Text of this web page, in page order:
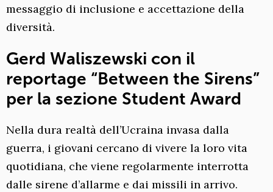
messaggio di inclusione e accettazione della
diversità.
Gerd Waliszewski con il
reportage “Between the Sirens”
per la sezione Student Award
Nella dura realtà dell’Ucraina invasa dalla
guerra, i giovani cercano di vivere la loro vita
quotidiana, che viene regolarmente interrotta
dalle sirene d’allarme e dai missili in arrivo.